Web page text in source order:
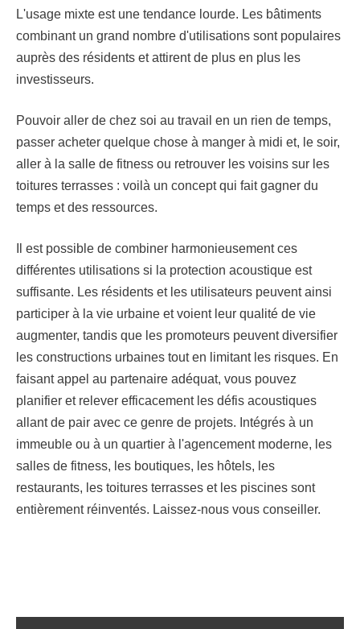
L'usage mixte est une tendance lourde. Les bâtiments
combinant un grand nombre d'utilisations sont populaires
auprès des résidents et attirent de plus en plus les
investisseurs.
Pouvoir aller de chez soi au travail en un rien de temps,
passer acheter quelque chose à manger à midi et, le soir,
aller à la salle de fitness ou retrouver les voisins sur les
toitures terrasses : voilà un concept qui fait gagner du
temps et des ressources.
Il est possible de combiner harmonieusement ces
différentes utilisations si la protection acoustique est
suffisante. Les résidents et les utilisateurs peuvent ainsi
participer à la vie urbaine et voient leur qualité de vie
augmenter, tandis que les promoteurs peuvent diversifier
les constructions urbaines tout en limitant les risques. En
faisant appel au partenaire adéquat, vous pouvez
planifier et relever efficacement les défis acoustiques
allant de pair avec ce genre de projets. Intégrés à un
immeuble ou à un quartier à l'agencement moderne, les
salles de fitness, les boutiques, les hôtels, les
restaurants, les toitures terrasses et les piscines sont
entièrement réinventés. Laissez-nous vous conseiller.